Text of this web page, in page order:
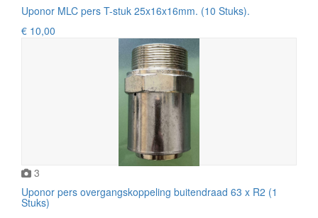
Uponor MLC pers T-stuk 25x16x16mm. (10 Stuks).
€ 10,00
3
Uponor pers overgangskoppeling buitendraad 63 x R2 (1
Stuks)